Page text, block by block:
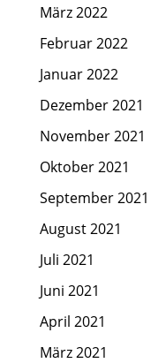
März 2022
Februar 2022
Januar 2022
Dezember 2021
November 2021
Oktober 2021
September 2021
August 2021
Juli 2021
Juni 2021
April 2021
März 2021